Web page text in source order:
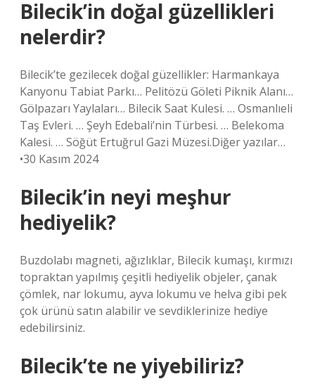
Bilecik’in doğal güzellikleri
nelerdir?
Bilecik’te gezilecek doğal güzellikler: Harmankaya
Kanyonu Tabiat Parkı… Pelitözü Göleti Piknik Alanı…
Gölpazarı Yaylaları… Bilecik Saat Kulesi. … Osmanlıeli
Taş Evleri. … Şeyh Edebali’nin Türbesi. … Belekoma
Kalesi. … Söğüt Ertuğrul Gazi Müzesi.Diğer yazılar…
•30 Kasım 2024
Bilecik’in neyi meşhur
hediyelik?
Buzdolabı magneti, ağızlıklar, Bilecik kumaşı, kırmızı
topraktan yapılmış çeşitli hediyelik objeler, çanak
çömlek, nar lokumu, ayva lokumu ve helva gibi pek
çok ürünü satın alabilir ve sevdiklerinize hediye
edebilirsiniz.
Bilecik’te ne yiyebiliriz?